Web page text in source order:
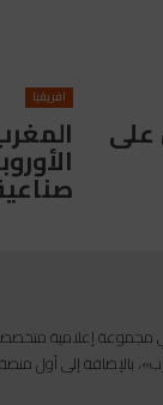
على
افريقيا
إندوستريكوم عام 2013، وهي
بالإضافة إلى أول